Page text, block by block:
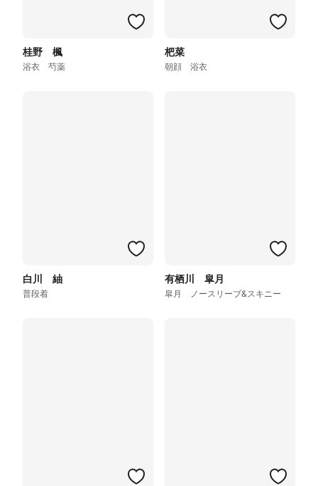
桂野 楓
浴衣 芍薬
杷菜
朝顔 浴衣
白川 紬
普段着
有栖川 皐月
皐月 ノースリーブ&スキニー